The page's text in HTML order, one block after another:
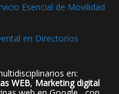
Esencial de Movilidad
en Directorios
en:
WEB, Marketing digital